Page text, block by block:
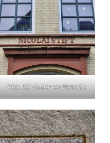
Abb. 12: Gudewerdtstraße